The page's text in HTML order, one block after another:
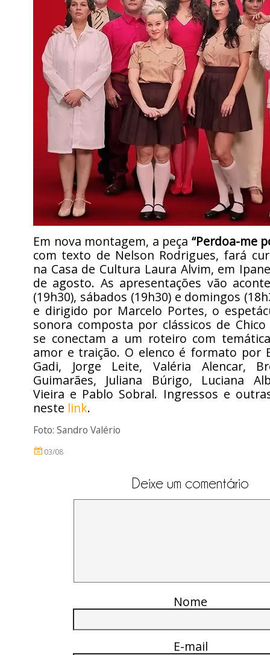
Em nova montagem, a peça “Perdoa-me
com texto de Nelson Rodrigues, fará
na Casa de Cultura Laura Alvim, em
de agosto. As apresentações vão
(19h30), sábados (19h30) e domingos
e dirigido por Marcelo Portes, o
sonora composta por clássicos de
se conectam a um roteiro com
amor e traição. O elenco é formato por
Gadi, Jorge Leite, Valéria Alencar,
Guimarães, Juliana Búrigo, Luciana
Vieira e Pablo Sobral. Ingressos e
neste link.
Foto: Sandro Valério
03/08
Deixe um comentário
Nome
E-mail